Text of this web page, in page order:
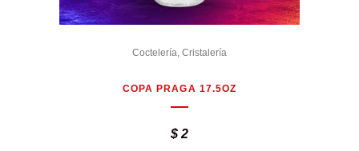
Coctelería Cristalería
COPA PRAGA 17.5OZ
$ 2